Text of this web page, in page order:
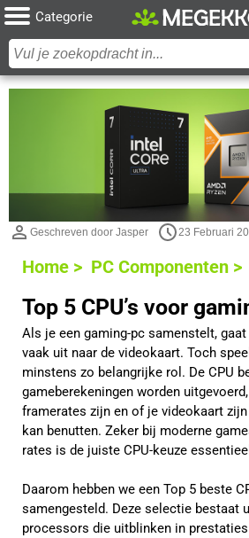
Categorie
Geschreven door Jasper 23 Februari
Home > PC Componenten >
Top 5 CPU’s voor
Als je een gaming-pc samenstelt,
vaak uit naar de videokaart. Toch
minstens zo belangrijke rol. De CPU
gameberekeningen worden
framerates zijn en of je videokaart
kan benutten. Zeker bij moderne
rates is de juiste CPU-keuze
Daarom hebben we een Top 5 beste
samengesteld. Deze selectie bestaat
processors die uitblinken in